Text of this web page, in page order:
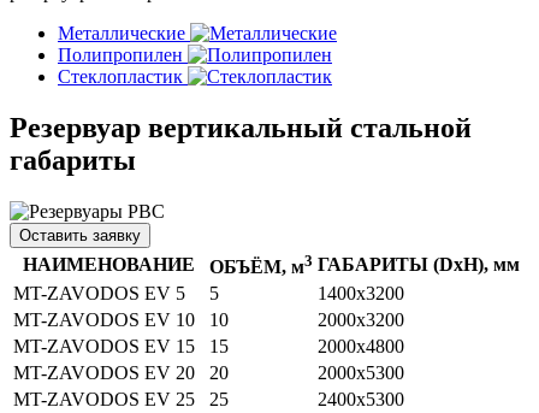
Металлические
Полипропилен
Стеклопластик
Резервуар вертикальный стальной
габариты
Оставить заявку
НАИМЕНОВАНИЕ ОБЪЁМ, м3 ГАБАРИТЫ (DхH), мм
MT-ZAVODOS EV 5
5
1400х3200
MT-ZAVODOS EV 10
10
2000х3200
MT-ZAVODOS EV 15
15
2000х4800
MT-ZAVODOS EV 20
20
2000х5300
MT-ZAVODOS EV 25
25
2400х5300